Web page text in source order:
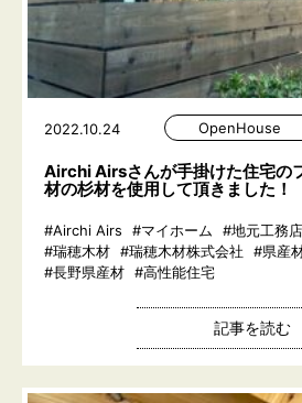
2022.10.24 OpenHouse
Airchi Airsさんが手掛けた住宅の
材の杉材を使用して頂きました！
#Airchi Airs #マイホーム #地元工務店
#瑞穂木材 #瑞穂木材株式会社 #県産
#長野県産材 #高性能住宅
記事を読む